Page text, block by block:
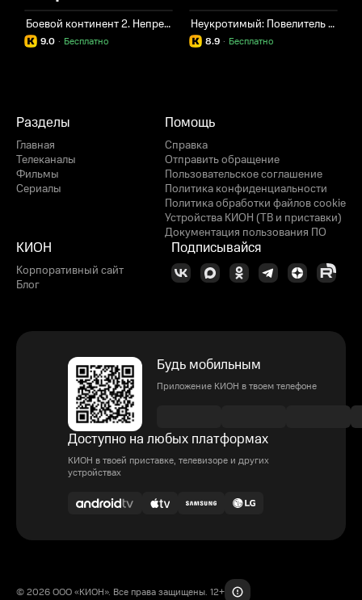
Боевой континент 2. Непревзойдённый клан Тан
9.0 Бесплатно
·
Неукротимый: Повелитель Чэньцин
8.9 Бесплатно
·
Разделы
Главная
Телеканалы
Фильмы
Сериалы
Помощь
Справка
Отправить обращение
Пользовательское соглашение
Политика конфиденциальности
Политика обработки файлов cookie
Устройства КИОН (ТВ и приставки)
Документация пользования ПО
КИОН
Корпоративный сайт
Блог
Подписывайся
Будь мобильным
Приложение КИОН в твоем телефоне
Доступно на любых платформах
КИОН в твоей приставке, телевизоре и других
устройствах
© 2026 ООО «КИОН». Все права защищены. 12+